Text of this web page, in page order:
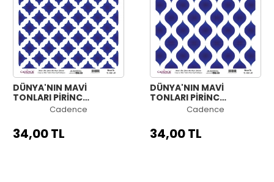
DÜNYA'NIN MAVİ
TONLARI PİRİNÇ
KOLEKSİYON BEYAZ
Cadence
34,00 TL
DÜNYA'NIN MAVİ
TONLARI PİRİNÇ
KOLEKSİYON BEYAZ
Cadence
34,00 TL